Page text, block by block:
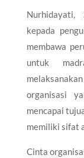
Nurhidayati,
kepada
membawa
untuk
organisasi
mencapai
memiliki sifat
Cinta